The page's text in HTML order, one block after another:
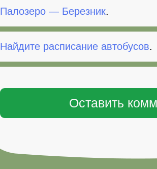
Палозеро — Березник.
Найдите расписание автобусов.